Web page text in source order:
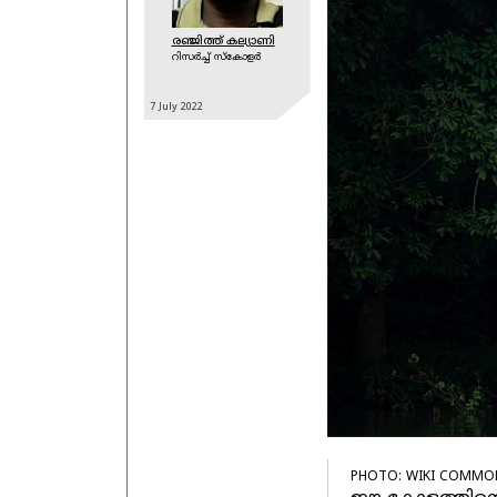
രഞ്ജിത്ത് കല്യാണി
റിസര്‍ച്ച് സ്കോളര്‍
7 July2022
PHOTO: WIKI